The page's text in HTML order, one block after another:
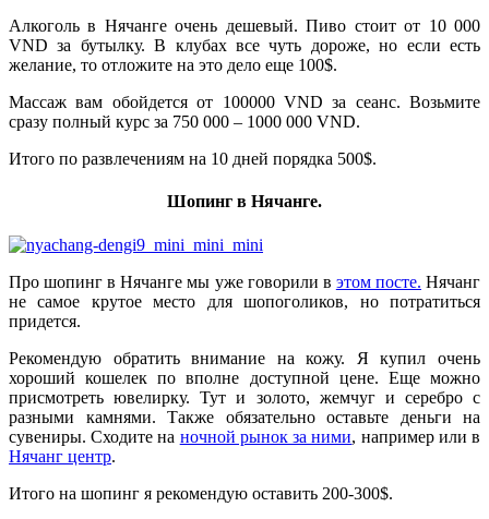
Алкоголь в Нячанге очень дешевый. Пиво стоит от 10 000
VND за бутылку. В клубах все чуть дороже, но если есть
желание, то отложите на это дело еще 100$.
Массаж вам обойдется от 100000 VND за сеанс. Возьмите
сразу полный курс за 750 000 – 1000 000 VND.
Итого по развлечениям на 10 дней порядка 500$.
Шопинг в Нячанге.
Про шопинг в Нячанге мы уже говорили в этом посте. Нячанг
не самое крутое место для шопоголиков, но потратиться
придется.
Рекомендую обратить внимание на кожу. Я купил очень
хороший кошелек по вполне доступной цене. Еще можно
присмотреть ювелирку. Тут и золото, жемчуг и серебро с
разными камнями. Также обязательно оставьте деньги на
сувениры. Сходите на ночной рынок за ними, например или в
Нячанг центр.
Итого на шопинг я рекомендую оставить 200-300$.